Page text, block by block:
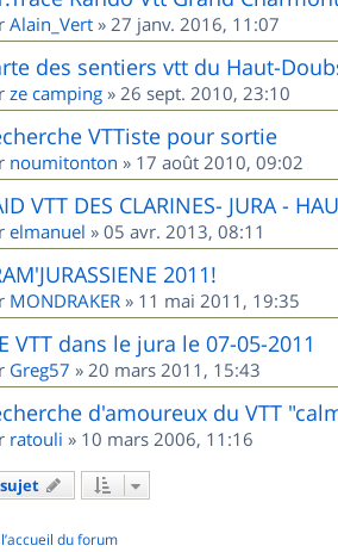
Alain_Vert » 27 janv. 2016, 11:07
des sentiers vtt du Haut-
ze camping » 26 sept. 2010, 23:10
VTTiste pour sortie
noumitonton » 17 août 2010, 09:02
VTT DES CLARINES- JURA -
elmanuel » 05 avr. 2013, 08:11
2011!
MONDRAKER » 11 mai 2011, 19:35
VTT dans le jura le 07-05-2011
Greg57 » 20 mars 2011, 15:43
d'amoureux du VTT
ratouli » 10 mars 2006, 11:16
du forum